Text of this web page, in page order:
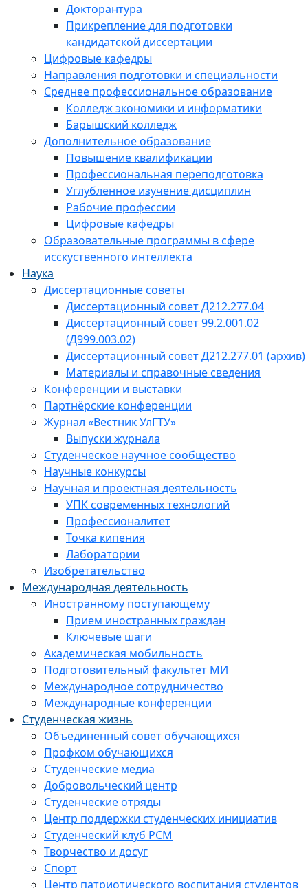
Докторантура
Прикрепление для подготовки
кандидатской диссертации
Цифровые кафедры
Направления подготовки и специальности
Среднее профессиональное образование
Колледж экономики и информатики
Барышский колледж
Дополнительное образование
Повышение квалификации
Профессиональная переподготовка
Углубленное изучение дисциплин
Рабочие профессии
Цифровые кафедры
Образовательные программы в сфере
исскуственного интеллекта
Наука
Диссертационные советы
Диссертационный совет Д212.277.04
Диссертационный совет 99.2.001.02
(Д999.003.02)
Диссертационный совет Д212.277.01 (архив)
Материалы и справочные сведения
Конференции и выставки
Партнёрские конференции
Журнал «Вестник УлГТУ»
Выпуски журнала
Студенческое научное сообщество
Научные конкурсы
Научная и проектная деятельность
УПК современных технологий
Профессионалитет
Точка кипения
Лаборатории
Изобретательство
Международная деятельность
Иностранному поступающему
Прием иностранных граждан
Ключевые шаги
Академическая мобильность
Подготовительный факультет МИ
Международное сотрудничество
Международные конференции
Студенческая жизнь
Объединенный совет обучающихся
Профком обучающихся
Студенческие медиа
Добровольческий центр
Студенческие отряды
Центр поддержки студенческих инициатив
Студенческий клуб РСМ
Творчество и досуг
Спорт
Центр патриотического воспитания студентов